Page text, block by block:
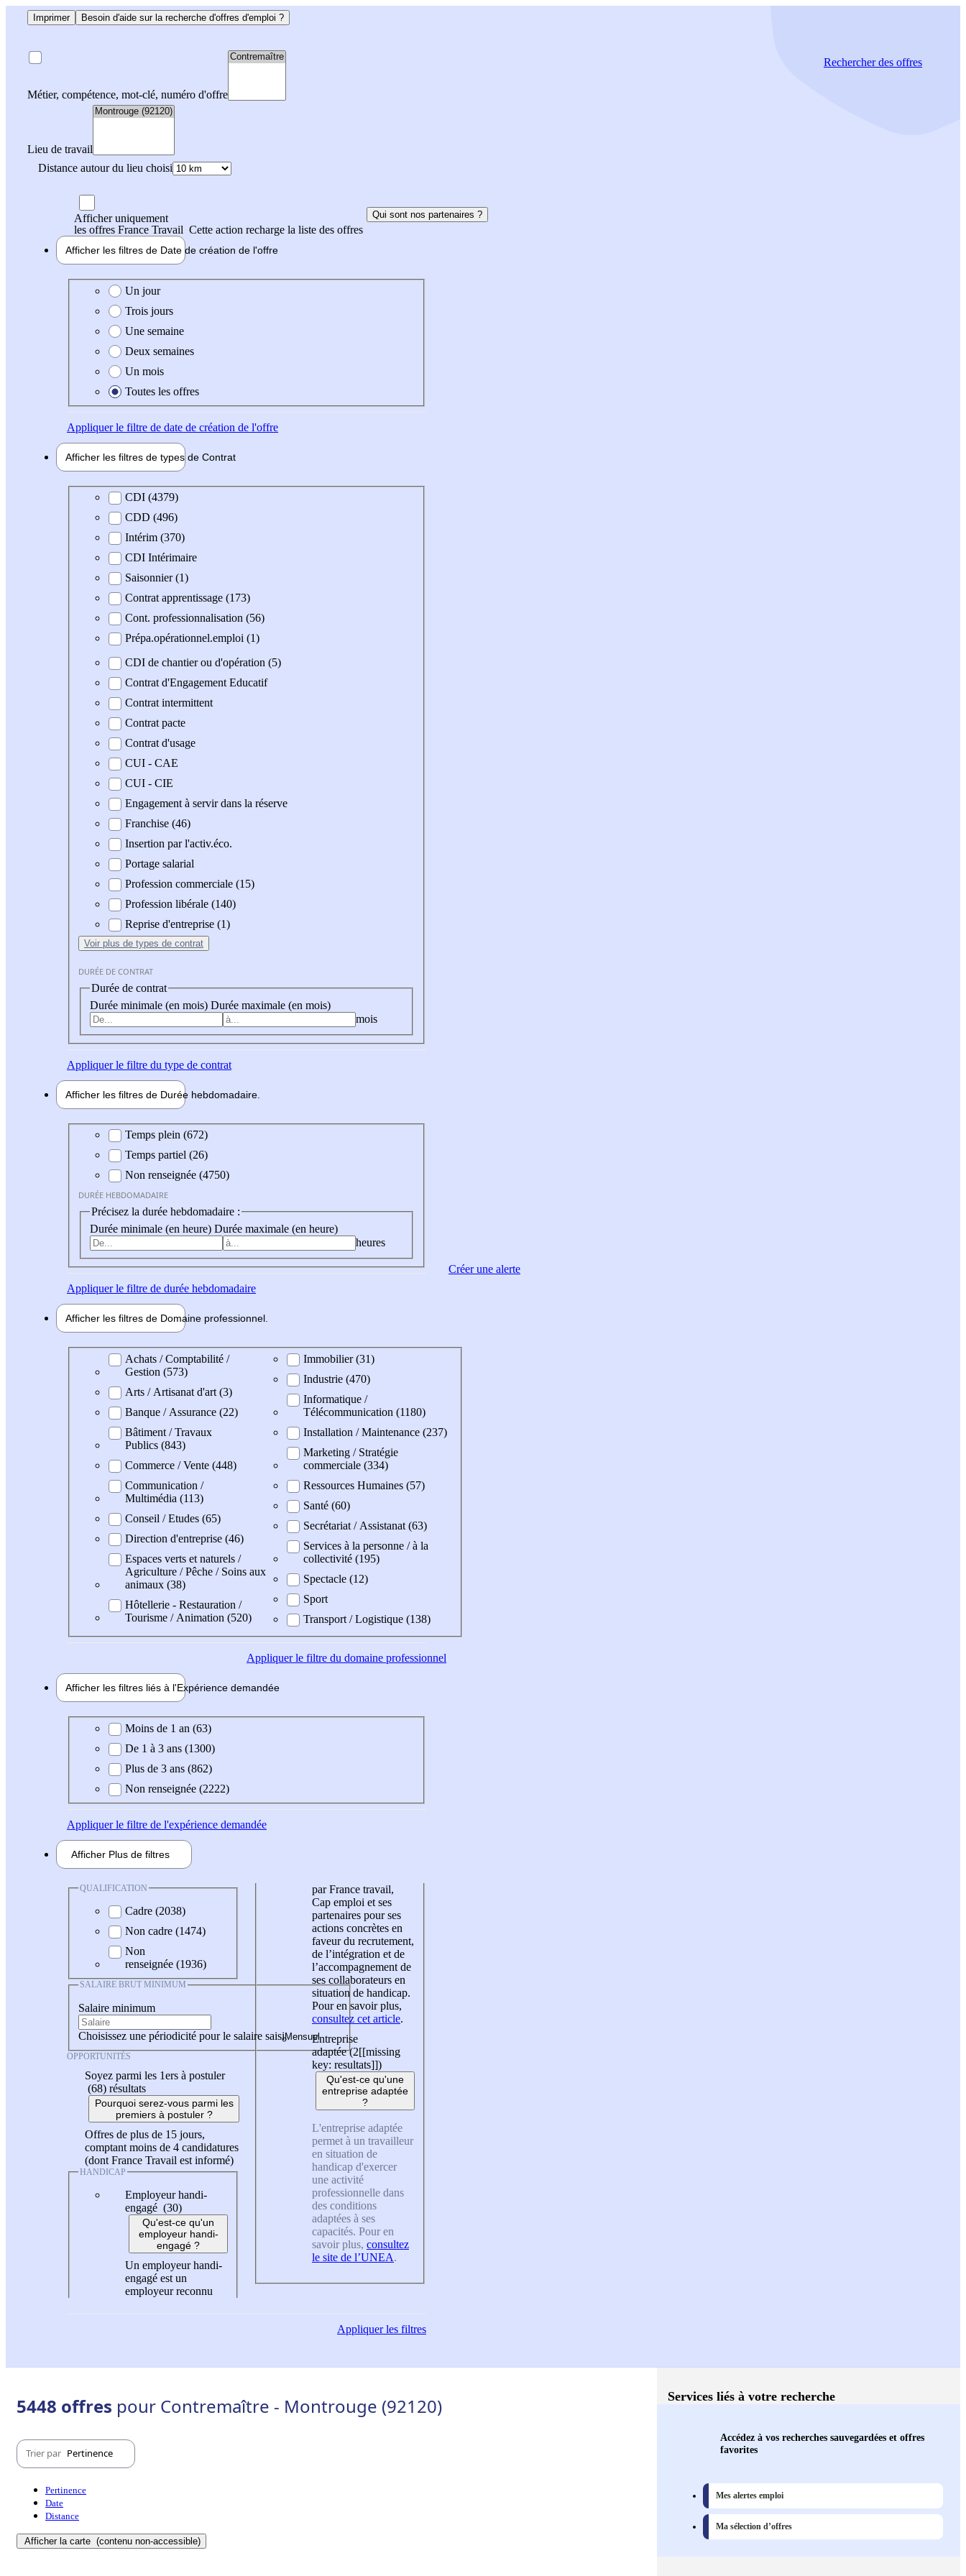
Imprimer Besoin d'aide sur la recherche d'offres d'emploi ?
Métier, compétence, mot-clé, numéro d'offre
Lieu de travail
Distance autour du lieu choisi
Rechercherdes offres
Afficher uniquement
les offres France Travail Cette action recharge la liste des offres
Qui sont nos partenaires ?
Afficher les filtres de Date de création de l'offre
Date de création de l'offre
Un jour
Trois jours
Une semaine
Deux semaines
Un mois
Toutes les offres
Appliquerle filtre de date de création de l'offre
Afficher les filtres de types de Contrat
Type de contratCDI (4379)
CDD (496)
Intérim (370)
CDI Intérimaire
Saisonnier (1)
Contrat apprentissage (173)
Cont. professionnalisation (56)
Prépa.opérationnel.emploi (1)
CDI de chantier ou d'opération (5)
Contrat d'Engagement Educatif
Contrat intermittent
Contrat pacte
Contrat d'usage
CUI - CAE
CUI - CIE
Engagement à servir dans la réserve
Franchise (46)
Insertion par l'activ.éco.
Portage salarial
Profession commerciale (15)
Profession libérale (140)
Reprise d'entreprise (1)
Voir plus de types de contrat
DURÉE DE CONTRAT
Durée de contrat
Durée minimale (en mois) Durée maximale (en mois)
mois
Appliquerle filtre du type de contrat
Afficher les filtres de Durée hebdomadaire
Durée hebdomadaire
Temps plein (672)
Temps partiel (26)
Non renseignée (4750)
DURÉE HEBDOMADAIRE
Précisez la durée hebdomadaire :
Durée minimale (en heure) Durée maximale (en heure)
heures
Appliquerle filtre de durée hebdomadaire
Afficher les filtres de Domaine professionnel
Domaine professionel
Achats / Comptabilité /
Gestion (573)
Arts / Artisanat d'art (3)
Banque / Assurance (22)
Bâtiment / Travaux
Publics (843)
Commerce / Vente (448)
Communication /
Multimédia (113)
Conseil / Etudes (65)
Direction d'entreprise (46)
Espaces verts et naturels /
Agriculture / Pêche / Soins aux
animaux (38)
Hôtellerie - Restauration /
Tourisme / Animation (520)
Immobilier (31)
Industrie (470)
Informatique /
Télécommunication (1180)
Installation / Maintenance (237)
Marketing / Stratégie
commerciale (334)
Ressources Humaines (57)
Santé (60)
Secrétariat / Assistanat (63)
Services à la personne / à la
collectivité (195)
Spectacle (12)
Sport
Transport / Logistique (138)
Appliquerle filtre du domaine professionnel
Afficher les filtres liés à l'Expérience demandée
Expérience demandée
Moins de 1 an (63)
De 1 à 3 ans (1300)
Plus de 3 ans (862)
Non renseignée (2222)
Appliquerle filtre de l'expérience demandée
Afficher Plus de filtres
QUALIFICATION
Cadre (2038)
Non cadre (1474)
Non
renseignée (1936)
SALAIRE BRUT MINIMUM
Salaire minimum
Choisissez une périodicité pour le salaire saisi
OPPORTUNITÉS
Soyez parmi les 1ers à postuler
(68) résultats
Pourquoi serez-vous parmi les
premiers à postuler ?
Offres de plus de 15 jours,
comptant moins de 4 candidatures
(dont France Travail est informé)
HANDICAP
Employeur handi-
engagé (30)
Qu'est-ce qu'un
employeur handi-
engagé ?
Un employeur handi-
engagé est un
employeur reconnu
par France travail,
Cap emploi et ses
partenaires pour ses
actions concrètes en
faveur du recrutement,
de l’intégration et de
l’accompagnement de
ses collaborateurs en
situation de handicap.
Pour en savoir plus,
consultez cet article.
Entreprise
adaptée (2[[missing
key: resultats]])
Qu'est-ce qu'une
entreprise adaptée
?
L'entreprise adaptée
permet à un travailleur
en situation de
handicap d'exercer
une activité
professionnelle dans
des conditions
adaptées à ses
capacités. Pour en
savoir plus, consultez
le site de l’UNEA.
Appliquerles filtres
Créer une alerte
5448 offres pour Contremaître - Montrouge (92120)
Trier par Pertinence
Pertinence
Date
Distance
Afficher la carte (contenu non-accessible)
Services liés à votre recherche
Accédez à vos recherches sauvegardées et offres
favorites
Mes alertes emploi
Ma sélection d’offres